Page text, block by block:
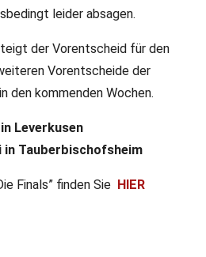
leider absagen.
der Vorentscheid für den
Vorentscheide der
den kommenden Wochen.
Leverkusen
in Tauberbischofsheim
Finals” finden Sie HIER